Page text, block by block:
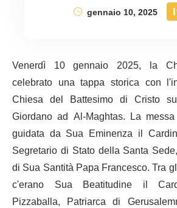
gennaio 10, 2025
Venerdì 10 gennaio 2025, la
celebrato una tappa storica con
Chiesa del Battesimo di Cristo
Giordano ad Al-Maghtas. La
guidata da Sua Eminenza il
Segretario di Stato della Santa
di Sua Santità Papa Francesco. Tra
c'erano Sua Beatitudine il
Pizzaballa, Patriarca di